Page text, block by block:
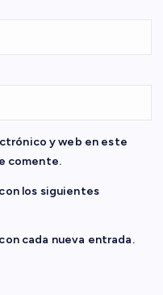
y web en este
comente.
los siguientes
cada nueva entrada.